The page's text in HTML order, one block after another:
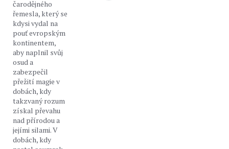
čarodějného
řemesla, který se
kdysi vydal na
pouť evropským
kontinentem,
aby naplnil svůj
osud a
zabezpečil
přežití magie v
dobách, kdy
takzvaný rozum
získal převahu
nad přírodou a
jejími silami. V
dobách, kdy